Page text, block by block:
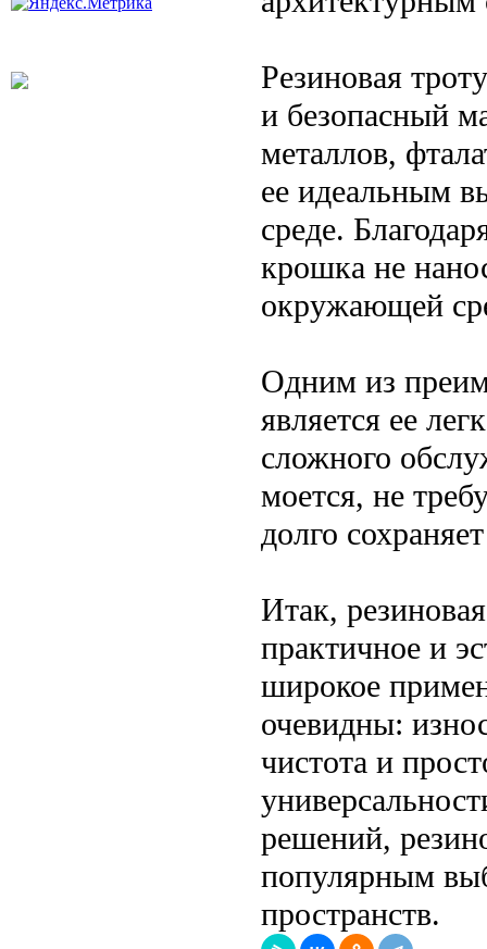
Резиновая
и безопасный
металлов,
ее идеальным
среде.
крошка не
окружающей
Одним из
является ее
сложного
моется, не
долго
Итак,
практичное и
широкое
очевидны:
чистота и
решений,
популярным
пространств.